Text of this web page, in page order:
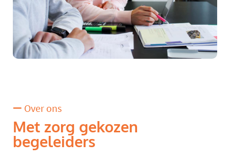
Over ons
Met zorg gekozen
begeleiders